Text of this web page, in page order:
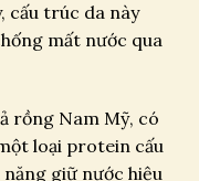
cấu trúc da này
mất nước qua
rồng Nam Mỹ, có
loại protein cấu
giữ nước hiệu